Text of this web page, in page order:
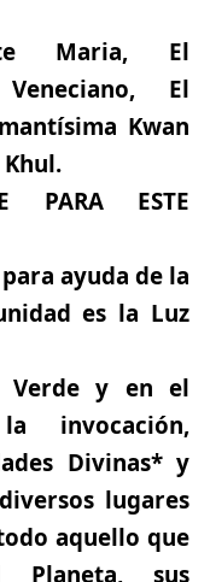
Maria, El
El
Kwan
PARA ESTE
ayuda de la
es la Luz
Verde y en el
invocación,
Divinas* y
lugares
aquello que
Planeta, sus